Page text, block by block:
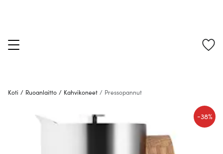
Koti / Ruoanlaitto / Kahvikoneet / Pressopannut
-38%